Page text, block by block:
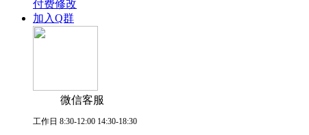
付费修改
加入Q群
微信客服
工作日 8:30-12:00 14:30-18:30